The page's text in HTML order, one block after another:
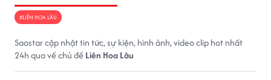
#LIÊN HOA LÂU
Saostar cập nhật tin tức, sự kiện, hình ảnh, video clip hot nhất
24h qua về chủ đềLiên Hoa Lâu